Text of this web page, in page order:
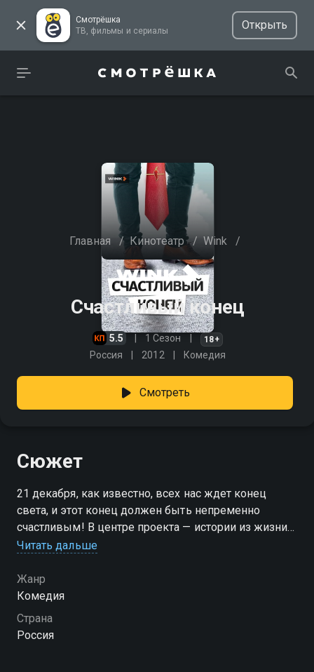
Смотрёшка
ТВ, фильмы и сериалы
Открыть
Главная / Кинотеатр / Wink /
Счастливый конец
5.5 1 Сезон 18+
Россия 2012 Комедия
Смотреть
Сюжет
21 декабря, как известно, всех нас ждет конец
света, и этот конец должен быть непременно
счастливым! В центре проекта — истории из жизни
счастливых людей. Шоу «Счастливый конец»
формами примерить все купальники в отделе,
можно ли вылечить простуду с помощью груди
пятого размера, чем закадрить сногсшибательную
секретаршу на глазах у начальника и как отыскать
Читать дальше
Жанр
Комедия
Страна
Россия